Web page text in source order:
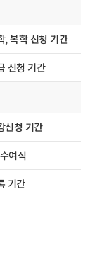
, 복학 신청 기간
신청 기간
신청 기간
여식
기간